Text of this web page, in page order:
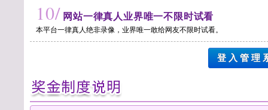
10/ 网站一律真人业界唯一不限时试看
本平台一律真人绝非录像，业界唯一敢给网友不限时试看。
登 入 管 理